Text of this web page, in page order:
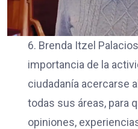
6. Brenda Itzel
importancia de la
ciudadanía acercarse
todas sus áreas, para
opiniones,